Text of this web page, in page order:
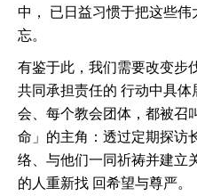
中， 已日益习惯于把这些
忘。
有鉴于此，我们需要改变步
共同承担责任的 行动中具
会、每个教会团体，都被召
命」的主角：透过定期探访
络、与他们一同祈祷并建立
的人重新找 回希望与尊严